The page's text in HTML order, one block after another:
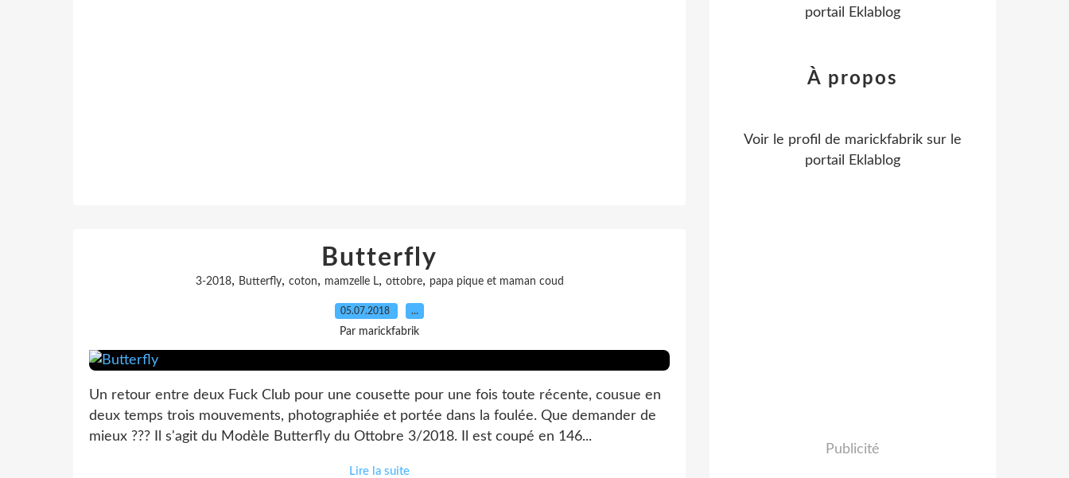
Butterfly
3-2018, Butterfly, coton, mamzelle L, ottobre, papa pique et maman coud
05.07.2018 …
Par marickfabrik
Un retour entre deux Fuck Club pour une cousette pour une fois toute récente, cousue en
deux temps trois mouvements, photographiée et portée dans la foulée. Que demander de
mieux ??? Il s'agit du Modèle Butterfly du Ottobre 3/2018. Il est coupé en 146...
Lire la suite
portail Eklablog
À propos
Voir le profil de marickfabrik sur le
portail Eklablog
Publicité